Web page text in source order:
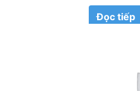
Đọc tiếp